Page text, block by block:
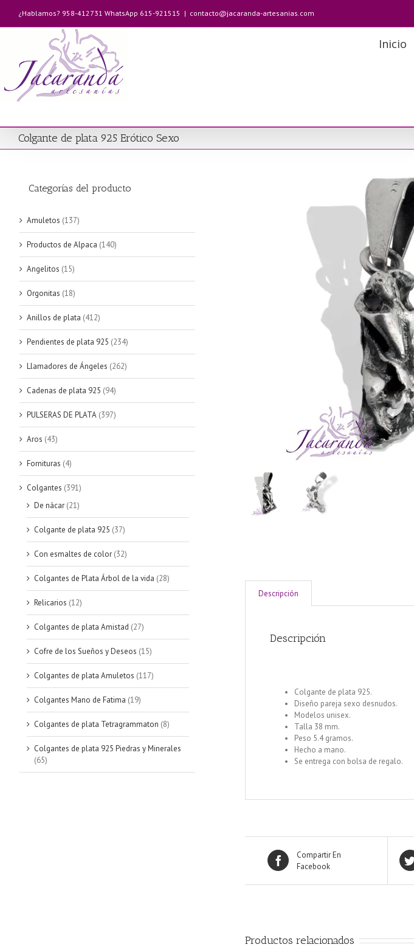
contenido
¿Hablamos? 958-412731 WhatsApp 615-921515 | contacto@jacaranda-artesanias.com
Inicio
Colgante de plata 925 Erótico Sexo
Descripción
Descripción
Colgante de plata 925.
Diseño pareja sexo desnudos.
Modelos unisex.
Talla 38 mm.
Peso 5.4 gramos.
Hecho a mano.
Se entrega con bolsa de regalo.
Compartir En
Facebook
Productos relacionados
Categorías del producto
Amuletos (137)
Productos de Alpaca (140)
Angelitos (15)
Orgonitas (18)
Anillos de plata (412)
Pendientes de plata 925 (234)
Llamadores de Ángeles (262)
Cadenas de plata 925 (94)
PULSERAS DE PLATA (397)
Aros (43)
Fornituras (4)
Colgantes (391)
De nácar (21)
Colgante de plata 925 (37)
Con esmaltes de color (32)
Colgantes de Plata Árbol de la vida (28)
Relicarios (12)
Colgantes de plata Amistad (27)
Cofre de los Sueños y Deseos (15)
Colgantes de plata Amuletos (117)
Colgantes Mano de Fatima (19)
Colgantes de plata Tetragrammaton (8)
Colgantes de plata 925 Piedras y Minerales
(65)